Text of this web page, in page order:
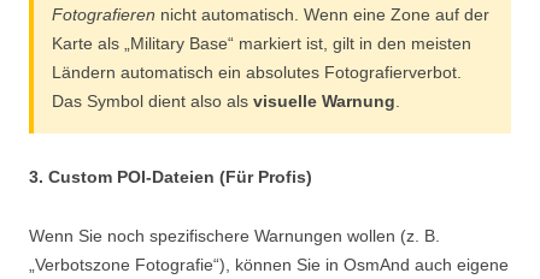
Fotografieren nicht automatisch. Wenn eine Zone auf der
Karte als „Military Base“ markiert ist, gilt in den meisten
Ländern automatisch ein absolutes Fotografierverbot.
Das Symbol dient also als visuelle Warnung.
3. Custom POI-Dateien (Für Profis)
Wenn Sie noch spezifischere Warnungen wollen (z. B.
„Verbotszone Fotografie“), können Sie in OsmAnd auch eigene